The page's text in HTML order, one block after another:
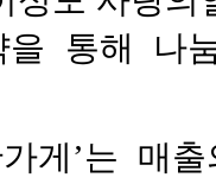
을 통해 나
가게’는 매